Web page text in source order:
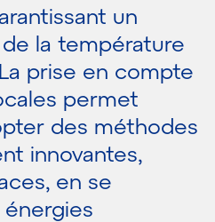
un
la température
prise en compte
permet
des méthodes
innovantes,
en se